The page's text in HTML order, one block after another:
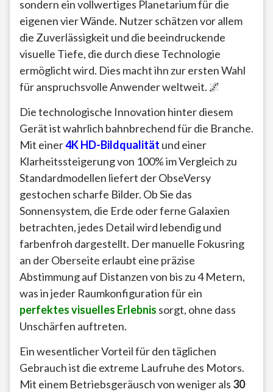
sondern ein vollwertiges Planetarium für die
eigenen vier Wände. Nutzer schätzen vor allem
die Zuverlässigkeit und die beeindruckende
visuelle Tiefe, die durch diese Technologie
ermöglicht wird. Dies macht ihn zur ersten Wahl
für anspruchsvolle Anwender weltweit. 🌌
Die technologische Innovation hinter diesem
Gerät ist wahrlich bahnbrechend für die Branche.
Mit einer4K HD-Bildqualität und einer
Klarheitssteigerung von 100% im Vergleich zu
Standardmodellen liefert der ObseVersy
gestochen scharfe Bilder. Ob Sie das
Sonnensystem, die Erde oder ferne Galaxien
betrachten, jedes Detail wird lebendig und
farbenfroh dargestellt. Der manuelle Fokusring
an der Oberseite erlaubt eine präzise
Abstimmung auf Distanzen von bis zu 4 Metern,
was in jeder Raumkonfiguration für ein
perfektes visuelles Erlebnis sorgt, ohne dass
Unschärfen auftreten.
Ein wesentlicher Vorteil für den täglichen
Gebrauch ist die extreme Laufruhe des Motors.
Mit einem Betriebsgeräusch von weniger als 30